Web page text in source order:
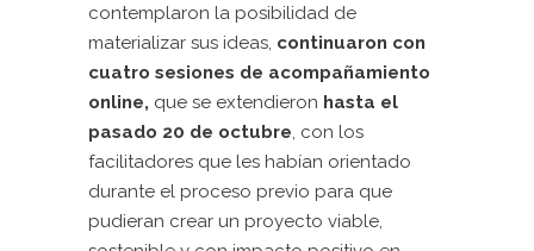
contemplaron la posibilidad de
materializar sus ideas, continuaron con
cuatro sesiones de acompañamiento
online, que se extendieron hasta el
pasado 20 de octubre, con los
facilitadores que les habían orientado
durante el proceso previo para que
pudieran crear un proyecto viable,